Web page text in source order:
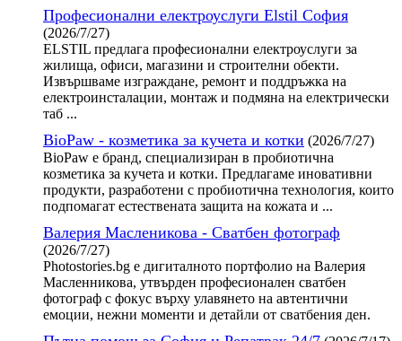
Професионални електроуслуги Elstil София
(2026/7/27)
ELSTIL предлага професионални електроуслуги за
жилища, офиси, магазини и строителни обекти.
Извършваме изграждане, ремонт и поддръжка на
електроинсталации, монтаж и подмяна на електрически
таб ...
BioPaw - козметика за кучета и котки (2026/7/27)
BioPaw е бранд, специализиран в пробиотична
козметика за кучета и котки. Предлагаме иновативни
продукти, разработени с пробиотична технология, които
подпомагат естествената защита на кожата и ...
Валерия Масленикова - Сватбен фотограф
(2026/7/27)
Photostories.bg е дигиталното портфолио на Валерия
Масленникова, утвърден професионален сватбен
фотограф с фокус върху улавянето на автентични
емоции, нежни моменти и детайли от сватбения ден.